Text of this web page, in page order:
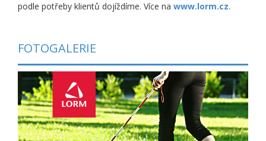
podle potřeby klientů dojíždíme. Více na www.lorm.cz.
FOTOGALERIE